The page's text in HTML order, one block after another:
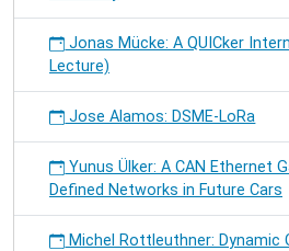
Jonas Mücke: A QUICker
Lecture)
Jose Alamos: DSME-LoRa
Yunus Ülker: A CAN Ethernet
Defined Networks in Future Cars
Michel Rottleuthner: Dynamic